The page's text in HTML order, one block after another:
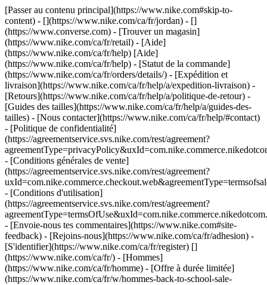
[Passer au contenu principal](https://www.nike.com#skip-to-
content) - [](https://www.nike.com/ca/fr/jordan) - []
(https://www.converse.com) - [Trouver un magasin]
(https://www.nike.com/ca/fr/retail) - [Aide]
(https://www.nike.com/ca/fr/help) [Aide]
(https://www.nike.com/ca/fr/help) - [Statut de la commande]
(https://www.nike.com/ca/fr/orders/details/) - [Expédition et
livraison](https://www.nike.com/ca/fr/help/a/expedition-livraison) -
[Retours](https://www.nike.com/ca/fr/help/a/politique-de-retour) -
[Guides des tailles](https://www.nike.com/ca/fr/help/a/guides-des-
tailles) - [Nous contacter](https://www.nike.com/ca/fr/help/#contact)
- [Politique de confidentialité]
(https://agreementservice.svs.nike.com/rest/agreement?
- [Conditions générales de vente]
(https://agreementservice.svs.nike.com/rest/agreement?
- [Conditions d'utilisation]
(https://agreementservice.svs.nike.com/rest/agreement?
- [Envoie-nous tes commentaires](https://www.nike.com#site-
feedback) - [Rejoins-nous](https://www.nike.com/ca/fr/adhesion) -
[S'identifier](https://www.nike.com/ca/fr/register) []
(https://www.nike.com/ca/fr/) - [Hommes]
(https://www.nike.com/ca/fr/homme) - [Offre à durée limitée]
(https://www.nike.com/ca/fr/w/hommes-back-to-school-sale-